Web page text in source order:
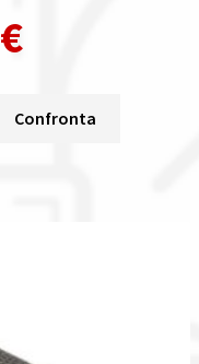
€
Confronta